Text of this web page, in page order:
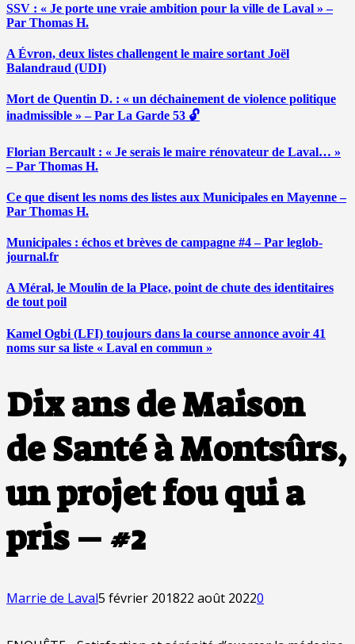
SSV : « Je porte une vraie ambition pour la ville de Laval » –
Par Thomas H.
A Évron, deux listes challengent le maire sortant Joël
Balandraud (UDI)
Mort de Quentin D. : « un déchainement de violence politique
inadmissible » – Par La Garde 53 🔓
Florian Bercault : « Je serais le maire rénovateur de Laval… »
– Par Thomas H.
Ce que disent les noms des listes aux Municipales en Mayenne –
Par Thomas H.
Municipales : échos et brèves de campagne #4 – Par leglob-
journal.fr
A Méral, le Moulin de la Place, point de chute des identitaires
de tout poil
Kamel Ogbi (LFI) toujours dans la course annonce avoir 41
noms sur sa liste « Laval en commun »
Dix ans de Maison
de Santé à Montsûrs,
un projet fou qui a
pris – #2
Marrie de Laval5 février 201822 août 20220